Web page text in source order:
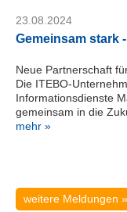
+49
24464-
servicedesk@kid-
magdeburg.de
Serviceportal
23.08.2024
Gemeinsam stark
Neue Partnerschaft
Die ITEBO-
Informationsdienste
gemeinsam in die
mehr »
weitere Meldungen »